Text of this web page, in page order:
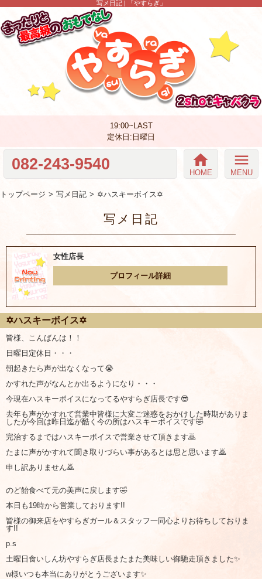
写メ日記 | 「やすらぎ」
19:00~LAST
定休日:日曜日
082-243-9540 home
HOME
menu
MENU
トップページ 写メ日記 ✡ハスキーボイス✡
写メ日記
女性店長
プロフィール詳細
✡ハスキーボイス✡
皆様、こんばんは！！
日曜日定休日・・・
朝起きたら声が出なくなって😭
かすれた声がなんとか出るようになり・・・
今現在ハスキーボイスになってるやすらぎ店長です😎
去年も声がかすれて営業中皆様に大変ご迷惑をおかけした時期がありま
したが今回は昨日迄が酷く今の所はハスキーボイスです🤣
完治するまではハスキーボイスで営業させて頂きます🙇
たまに声がかすれて聞き取りづらい事があるとは思と思います🙇
申し訳ありません🙇
のど飴食べて元の美声に戻します🤣
本日も19時から営業しております!!
皆様の御来店をやすらぎガール＆スタッフ一同心よりお待ちしておりま
す!!
p.s
土曜日食いしん坊やすらぎ店長またまた美味しい御馳走頂きました✨
w様いつも本当にありがとうございます✨